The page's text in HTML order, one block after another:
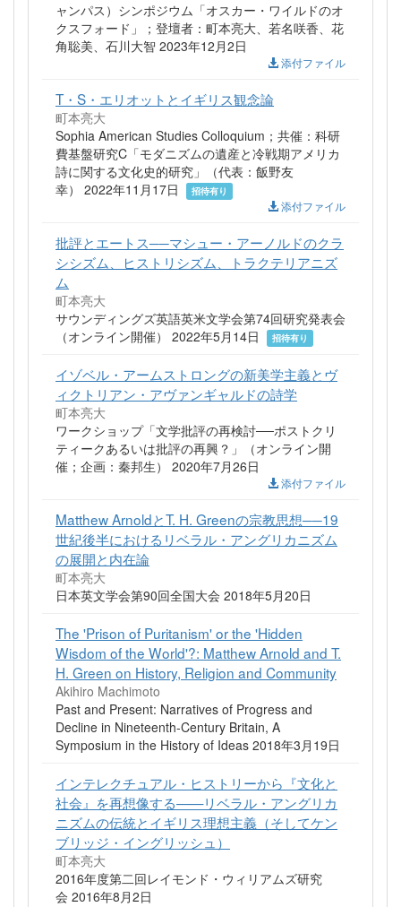
ャンパス）シンポジウム「オスカー・ワイルドのオ
クスフォード」；登壇者：町本亮大、若名咲香、花
角聡美、石川大智 2023年12月2日
添付ファイル
T・S・エリオットとイギリス観念論
町本亮大
Sophia American Studies Colloquium；共催：科研
費基盤研究C「モダニズムの遺産と冷戦期アメリカ
詩に関する文化史的研究」（代表：飯野友
幸） 2022年11月17日
招待有り
添付ファイル
批評とエートス──マシュー・アーノルドのクラ
シシズム、ヒストリシズム、トラクテリアニズ
ム
町本亮大
サウンディングズ英語英米文学会第74回研究発表会
（オンライン開催） 2022年5月14日
招待有り
イゾベル・アームストロングの新美学主義とヴ
ィクトリアン・アヴァンギャルドの詩学
町本亮大
ワークショップ「文学批評の再検討──ポストクリ
ティークあるいは批評の再興？」（オンライン開
催；企画：秦邦生） 2020年7月26日
添付ファイル
Matthew ArnoldとT. H. Greenの宗教思想──19
世紀後半におけるリベラル・アングリカニズム
の展開と内在論
町本亮大
日本英文学会第90回全国大会 2018年5月20日
The 'Prison of Puritanism' or the 'Hidden
Wisdom of the World'?: Matthew Arnold and T.
H. Green on History, Religion and Community
Akihiro Machimoto
Past and Present: Narratives of Progress and
Decline in Nineteenth-Century Britain, A
Symposium in the History of Ideas 2018年3月19日
インテレクチュアル・ヒストリーから『文化と
社会』を再想像する——リベラル・アングリカ
ニズムの伝統とイギリス理想主義（そしてケン
ブリッジ・イングリッシュ）
町本亮大
2016年度第二回レイモンド・ウィリアムズ研究
会 2016年8月2日